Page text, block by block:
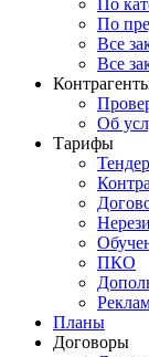
По
По
Все
Все
Об
Тарифы
ПКО
Планы
Договоры